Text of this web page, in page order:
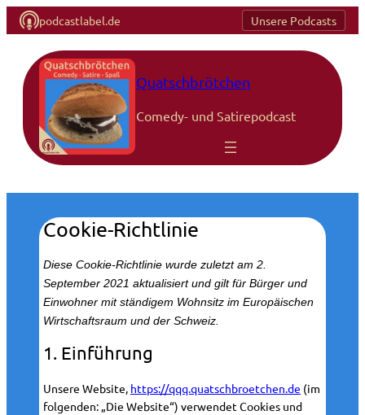
podcastlabel.de Unsere Podcasts
Inhalt
springen
Quatschbrötchen
Comedy- und Satirepodcast
Cookie-Richtlinie
Diese Cookie-Richtlinie wurde zuletzt am 2.
September 2021 aktualisiert und gilt für Bürger und
Einwohner mit ständigem Wohnsitz im Europäischen
Wirtschaftsraum und der Schweiz.
1. Einführung
Unsere Website, https://qqq.quatschbroetchen.de (im
folgenden: „Die Website“) verwendet Cookies und